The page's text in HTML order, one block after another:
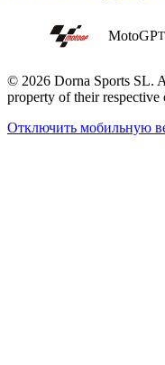
MotoGP
© 2026 Dorna Sports SL.
property of their respective
Отключить мобильную